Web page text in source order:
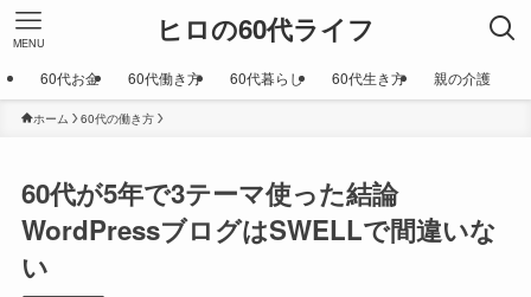
ヒロの60代ライフ
MENU
60代お金 60代働き方 60代暮らし 60代生き方 親の介護
ホーム 60代の働き方
60代が5年で3テーマ使った結論
WordPressブログはSWELLで間違いな
い